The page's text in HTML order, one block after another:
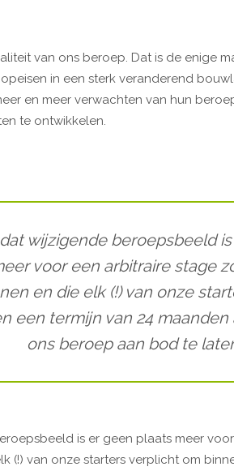
van ons beroep. Dat is de enige
in een sterk veranderend
en meer verwachten van hun
te ontwikkelen.
wijzigende beroepsbeeld
voor een arbitraire stage
en die elk (!) van onze
een termijn van 24
ons beroep aan bod te
is er geen plaats meer
(!) van onze starters verplicht om